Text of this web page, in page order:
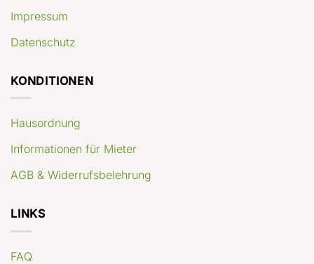
Impressum
Datenschutz
KONDITIONEN
Hausordnung
Informationen für Mieter
AGB & Widerrufsbelehrung
LINKS
FAQ